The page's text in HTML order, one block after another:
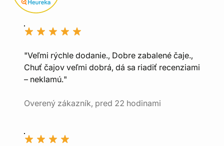
"Veľmi rýchle dodanie., Dobre zabalené čaje.,
Chuť čajov veľmi dobrá, dá sa riadiť recenziami
– neklamú."
Overený zákazník, pred 22 hodinami